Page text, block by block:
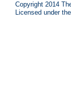
Copyright 2014
Licensed under the